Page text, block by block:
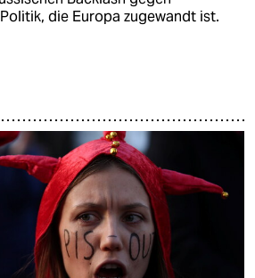
die Europa zugewandt ist.